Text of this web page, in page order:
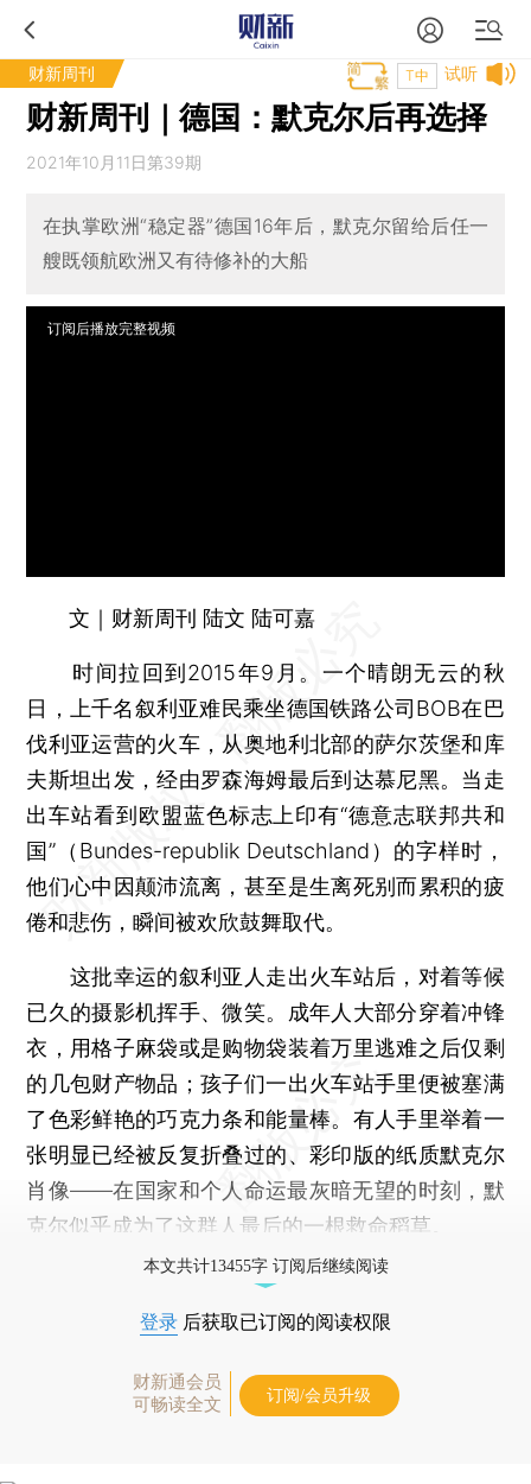
财新周刊 试听
T中
财新周刊｜德国：默克尔后再选择
2021年10月11日第39期
在执掌欧洲“稳定器”德国16年后，默克尔留给后任一
艘既领航欧洲又有待修补的大船
订阅后播放完整视频
文｜财新周刊 陆文 陆可嘉
时间拉回到2015年9月。一个晴朗无云的秋
日，上千名叙利亚难民乘坐德国铁路公司BOB在巴
伐利亚运营的火车，从奥地利北部的萨尔茨堡和库
夫斯坦出发，经由罗森海姆最后到达慕尼黑。当走
出车站看到欧盟蓝色标志上印有“德意志联邦共和
国”（Bundes-republik Deutschland）的字样时，
他们心中因颠沛流离，甚至是生离死别而累积的疲
倦和悲伤，瞬间被欢欣鼓舞取代。
这批幸运的叙利亚人走出火车站后，对着等候
已久的摄影机挥手、微笑。成年人大部分穿着冲锋
衣，用格子麻袋或是购物袋装着万里逃难之后仅剩
的几包财产物品；孩子们一出火车站手里便被塞满
了色彩鲜艳的巧克力条和能量棒。有人手里举着一
张明显已经被反复折叠过的、彩印版的纸质默克尔
肖像——在国家和个人命运最灰暗无望的时刻，默
克尔似乎成为了这群人最后的一根救命稻草。
本文共计13455字 订阅后继续阅读
登录 后获取已订阅的阅读权限
财新通会员
可畅读全文
订阅/会员升级